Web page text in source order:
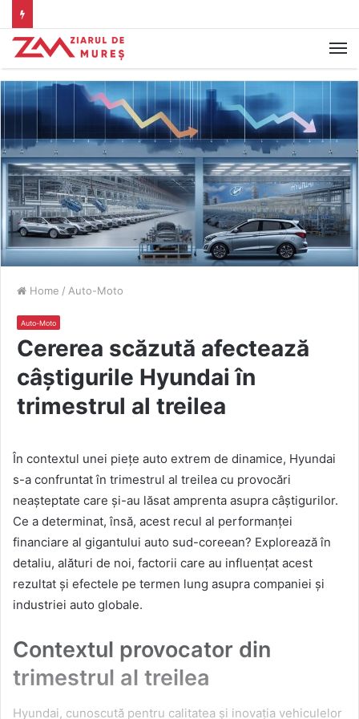
Home / Auto-Moto
Auto-Moto
Cererea scăzută afectează
câștigurile Hyundai în
trimestrul al treilea
În contextul unei piețe auto extrem de dinamice, Hyundai
s-a confruntat în trimestrul al treilea cu provocări
neașteptate care și-au lăsat amprenta asupra câștigurilor.
Ce a determinat, însă, acest recul al performanței
financiare al gigantului auto sud-coreean? Explorează în
detaliu, alături de noi, factorii care au influențat acest
rezultat și efectele pe termen lung asupra companiei și
industriei auto globale.
Contextul provocator din
trimestrul al treilea
Hyundai, cunoscută pentru calitatea și inovația vehiculelor